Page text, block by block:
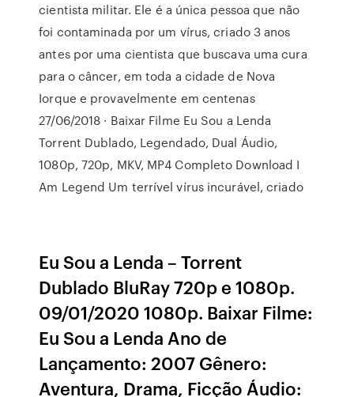
cientista militar. Ele é a única pessoa que não
foi contaminada por um vírus, criado 3 anos
antes por uma cientista que buscava uma cura
para o câncer, em toda a cidade de Nova
Iorque e provavelmente em centenas
27/06/2018 · Baixar Filme Eu Sou a Lenda
Torrent Dublado, Legendado, Dual Áudio,
1080p, 720p, MKV, MP4 Completo Download I
Am Legend Um terrível vírus incurável, criado
Eu Sou a Lenda – Torrent
Dublado BluRay 720p e 1080p.
09/01/2020 1080p. Baixar Filme:
Eu Sou a Lenda Ano de
Lançamento: 2007 Gênero:
Aventura, Drama, Ficção Áudio: